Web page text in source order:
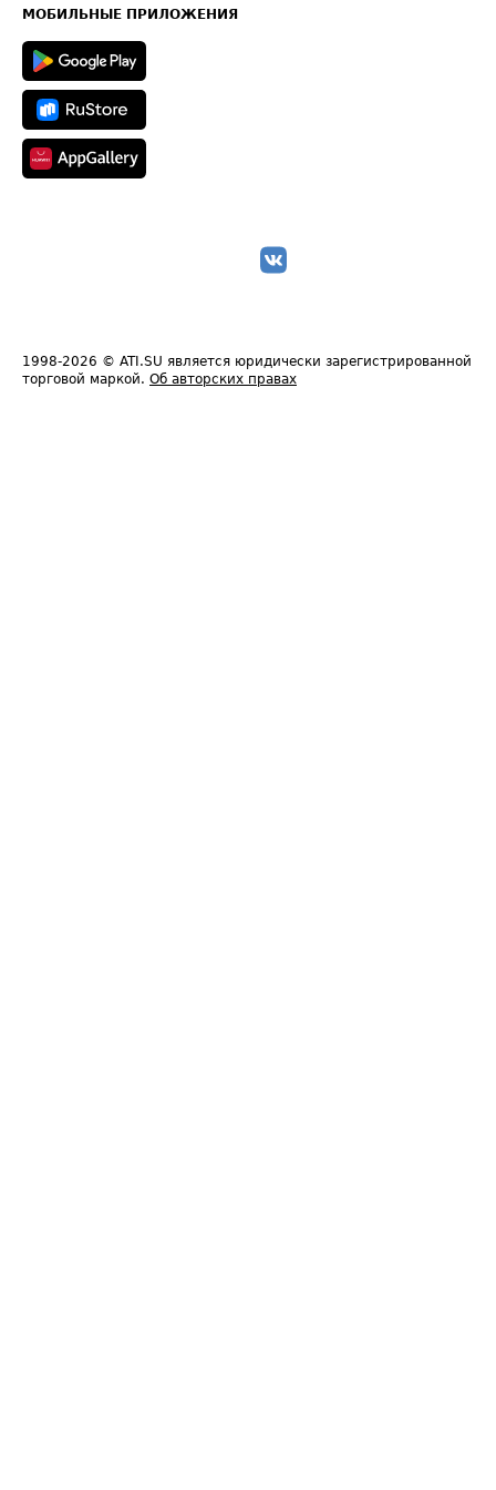
Техническая информация
МОБИЛЬНЫЕ ПРИЛОЖЕНИЯ
1998-2026 © ATI.SU является юридически зарегистрированной
торговой маркой. Об авторских правах